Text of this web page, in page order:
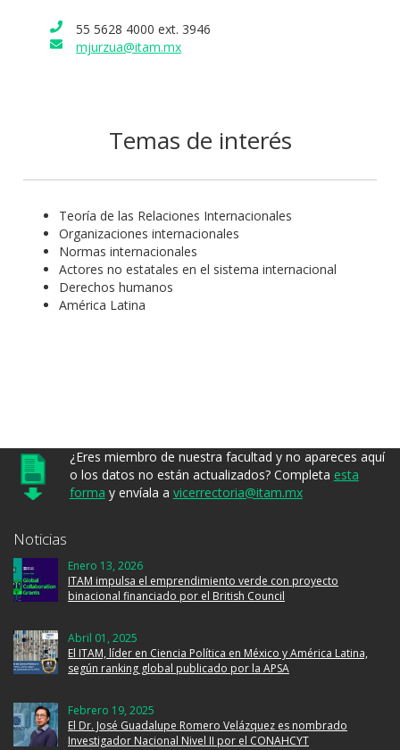
55 5628 4000 ext. 3946
mjurzua@itam.mx
Temas de interés
Teoría de las Relaciones Internacionales
Organizaciones internacionales
Normas internacionales
Actores no estatales en el sistema internacional
Derechos humanos
América Latina
¿Eres miembro de nuestra facultad y no apareces aquí
o los datos no están actualizados? Completa esta
forma y envíala a vicerrectoria@itam.mx
Noticias
Enero 13, 2026
ITAM impulsa el emprendimiento verde con proyecto
binacional financiado por el British Council
Abril 01, 2025
El ITAM, líder en Ciencia Política en México y América Latina,
según ranking global publicado por la APSA
Febrero 19, 2025
El Dr. José Guadalupe Romero Velázquez es nombrado
Investigador Nacional Nivel II por el CONAHCYT